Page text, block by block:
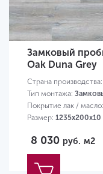
Замковый
Oak Duna Grey
Страна производства:
Тип монтажа:
Покрытие лак / масло:
Размер:
8 030 руб. м2